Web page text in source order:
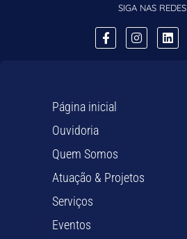
SIGA NAS REDES
Página inicial
Ouvidoria
Quem Somos
Atuação & Projetos
Serviços
Eventos